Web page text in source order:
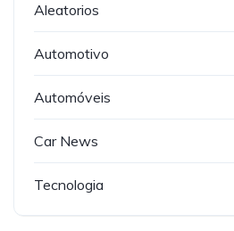
Aleatorios
Automotivo
Automóveis
Car News
Tecnologia